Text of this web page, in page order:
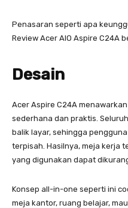
Penasaran seperti apa
Review Acer AIO Aspire C24A
Desain
Acer Aspire C24A
sederhana dan praktis.
balik layar, sehingga
terpisah. Hasilnya, meja kerja
yang digunakan dapat
Konsep all-in-one seperti ini
meja kantor, ruang belajar,